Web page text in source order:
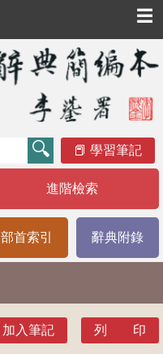
☰
學習筆記
進階檢索
部首索引 辭典附錄
加入筆記 列 印